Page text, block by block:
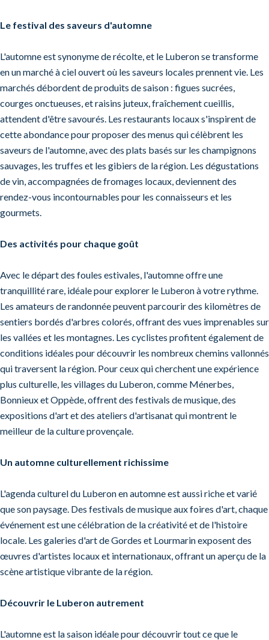
Le festival des saveurs d'automne
L'automne est synonyme de récolte, et le Luberon se transforme
en un marché à ciel ouvert où les saveurs locales prennent vie. Les
marchés débordent de produits de saison : figues sucrées,
courges onctueuses, et raisins juteux, fraîchement cueillis,
attendent d'être savourés. Les restaurants locaux s'inspirent de
cette abondance pour proposer des menus qui célèbrent les
saveurs de l'automne, avec des plats basés sur les champignons
sauvages, les truffes et les gibiers de la région. Les dégustations
de vin, accompagnées de fromages locaux, deviennent des
rendez-vous incontournables pour les connaisseurs et les
gourmets.
Des activités pour chaque goût
Avec le départ des foules estivales, l'automne offre une
tranquillité rare, idéale pour explorer le Luberon à votre rythme.
Les amateurs de randonnée peuvent parcourir des kilomètres de
sentiers bordés d'arbres colorés, offrant des vues imprenables sur
les vallées et les montagnes. Les cyclistes profitent également de
conditions idéales pour découvrir les nombreux chemins vallonnés
qui traversent la région. Pour ceux qui cherchent une expérience
plus culturelle, les villages du Luberon, comme Ménerbes,
Bonnieux et Oppède, offrent des festivals de musique, des
expositions d'art et des ateliers d'artisanat qui montrent le
meilleur de la culture provençale.
Un automne culturellement richissime
L'agenda culturel du Luberon en automne est aussi riche et varié
que son paysage. Des festivals de musique aux foires d'art, chaque
événement est une célébration de la créativité et de l'histoire
locale. Les galeries d'art de Gordes et Lourmarin exposent des
œuvres d'artistes locaux et internationaux, offrant un aperçu de la
scène artistique vibrante de la région.
Découvrir le Luberon autrement
L'automne est la saison idéale pour découvrir tout ce que le